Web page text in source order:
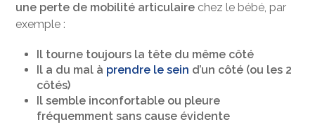
une perte de mobilité articulaire chez le bébé, par
exemple :
Il tourne toujours la tête du même côté
Il a du mal à prendre le sein d’un côté (ou les 2
côtés)
Il semble inconfortable ou pleure
fréquemment sans cause évidente